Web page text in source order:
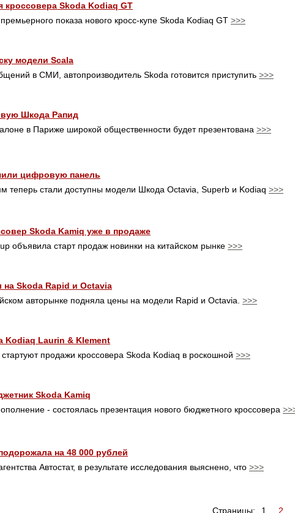
кроссовера Skoda Kodiaq GT
показа нового кросс-купе Skoda Kodiaq GT >>>
модели Scala
в СМИ, автопроизводитель Skoda готовится приступить >>>
Шкода Рапид
в Париже широкой общественности будет презентована >>>
цифровую панель
теперь стали доступны модели Шкода Octavia, Superb и Kodiaq >>>
Skoda Kamiq уже в продаже
объявила старт продаж новинки на китайском рынке >>>
Skoda Rapid и Octavia
авторынке подняла цены на модели Rapid и Octavia. >>>
Kodiaq Laurin & Klement
продажи кроссовера Skoda Kodiaq в роскошной >>>
Skoda Kamiq‍
- состоялась презентация нового бюджетного кроссовера
на 48 000 рублей
Автостат, в результате исследования выяснено, что >>>
Страницы: 1 2